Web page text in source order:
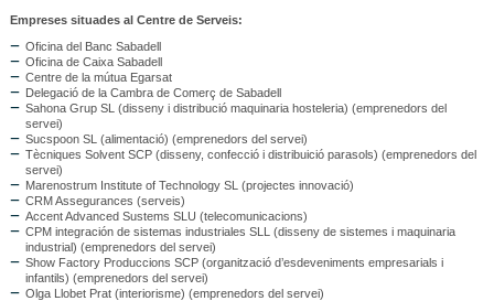
Empreses situades al Centre de Serveis:
Oficina del Banc Sabadell
Oficina de Caixa Sabadell
Centre de la mútua Egarsat
Delegació de la Cambra de Comerç de Sabadell
Sahona Grup SL (disseny i distribució maquinaria hosteleria) (emprenedors del
servei)
Sucspoon SL (alimentació) (emprenedors del servei)
Tècniques Solvent SCP (disseny, confecció i distribuició parasols) (emprenedors del
servei)
Marenostrum Institute of Technology SL (projectes innovació)
CRM Assegurances (serveis)
Accent Advanced Sustems SLU (telecomunicacions)
CPM integración de sistemas industriales SLL (disseny de sistemes i maquinaria
industrial) (emprenedors del servei)
Show Factory Produccions SCP (organització d’esdeveniments empresarials i
infantils) (emprenedors del servei)
Olga Llobet Prat (interiorisme) (emprenedors del servei)